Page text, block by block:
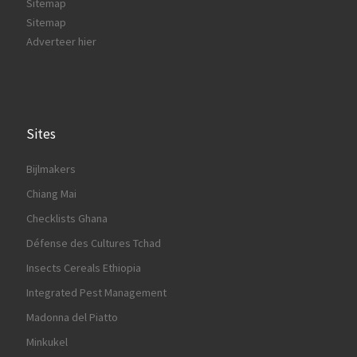
Sitemap
Sitemap
Adverteer hier
Sites
Bijlmakers
Chiang Mai
Checklists Ghana
Défense des Cultures Tchad
Insects Cereals Ethiopia
Integrated Pest Management
Madonna del Piatto
Minkukel